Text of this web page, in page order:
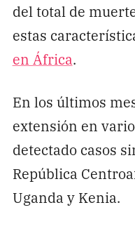
del total de
estas
en África.
En los últimos
extensión en
detectado casos
República
Uganda y Kenia.